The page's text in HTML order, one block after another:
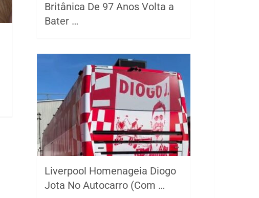
Britânica De 97 Anos Volta a
Bater …
Liverpool Homenageia Diogo
Jota No Autocarro (Com …